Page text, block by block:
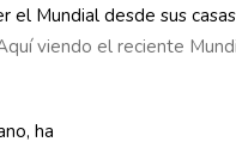
viendo el reciente
ha